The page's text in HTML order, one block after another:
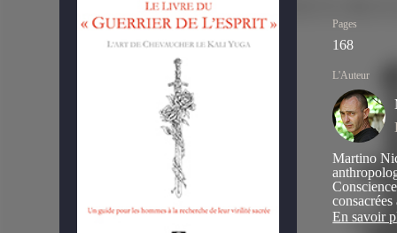
Pages
168
L'Auteur
Martino
Italie et
En savoir